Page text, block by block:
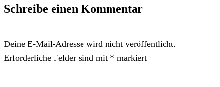
Schreibe einen Kommentar
Deine E-Mail-Adresse wird nicht veröffentlicht.
Erforderliche Felder sind mit * markiert